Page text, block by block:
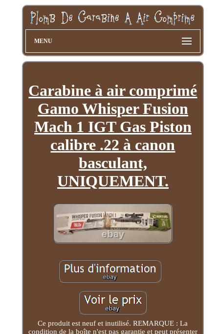
MENU
Carabine à air comprimé
Gamo Whisper Fusion
Mach 1 IGT Gas Piston
calibre .22 à canon
basculant,
UNIQUEMENT.
Ce produit est neuf et inutilisé. REMARQUE : La
condition de la boîte n'est pas garantie et peut présenter